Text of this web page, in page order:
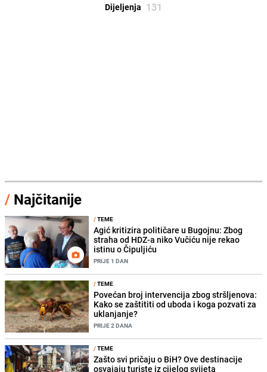
Dijeljenja 131
/ Najčitanije
/TEME
Agić kritizira političare u Bugojnu: Zbog
straha od HDZ-a niko Vučiću nije rekao
istinu o Čipuljiću
PRIJE 1 DAN
/TEME
Povećan broj intervencija zbog stršljenova:
Kako se zaštititi od uboda i koga pozvati za
uklanjanje?
PRIJE 2 DANA
/TEME
Zašto svi pričaju o BiH? Ove destinacije
osvajaju turiste iz cijelog svijeta